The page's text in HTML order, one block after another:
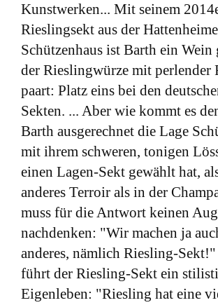
Kunstwerken... Mit seinem
Rieslingsekt aus der
Schützenhaus ist Barth ein Wein
der Rieslingwürze mit perlender
paart: Platz eins bei den
Sekten. ... Aber wie kommt es
Barth ausgerechnet die Lage
mit ihrem schweren, tonigen
einen Lagen-Sekt gewählt hat,
anderes Terroir als in der
muss für die Antwort keinen
nachdenken: "Wir machen ja
anderes, nämlich Riesling-
führt der Riesling-Sekt ein
Eigenleben: "Riesling hat eine